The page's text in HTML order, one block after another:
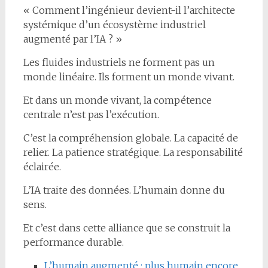
« Comment l’ingénieur devient-il l’architecte
systémique d’un écosystème industriel
augmenté par l’IA ? »
Les fluides industriels ne forment pas un
monde linéaire. Ils forment un monde vivant.
Et dans un monde vivant, la compétence
centrale n’est pas l’exécution.
C’est la compréhension globale. La capacité de
relier. La patience stratégique. La responsabilité
éclairée.
L’IA traite des données. L’humain donne du
sens.
Et c’est dans cette alliance que se construit la
performance durable.
L’humain augmenté : plus humain encore